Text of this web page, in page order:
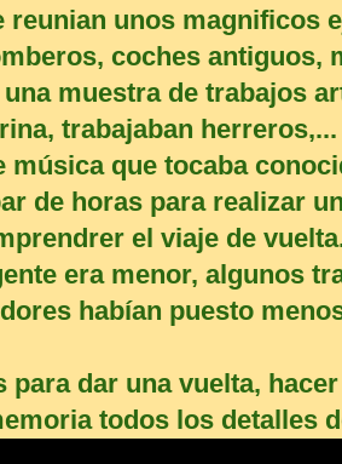
reunian unos magnificos
coches antiguos,
muestra de trabajos
trabajaban
música que tocaba
de horas para realizar
el viaje de
era menor, algunos
habían puesto
para dar una vuelta,
todos los detalles